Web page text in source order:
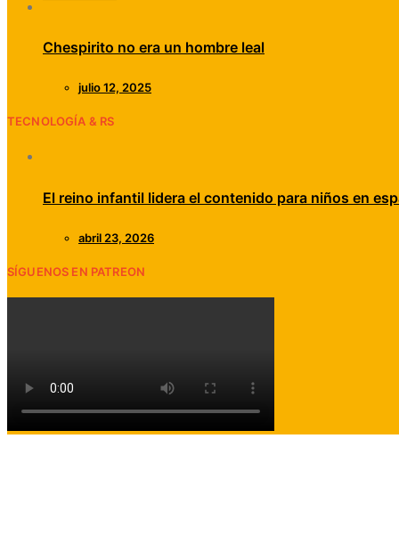
Chespirito no era un hombre leal
julio 12, 2025
TECNOLOGÍA & RS
El reino infantil lidera el contenido para niños en
abril 23, 2026
SÍGUENOS EN PATREON